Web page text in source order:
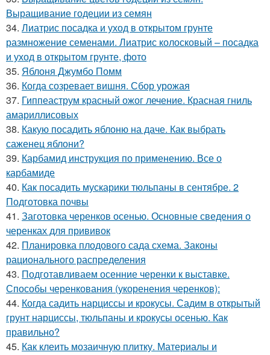
Выращивание годеции из семян
34. Лиатрис посадка и уход в открытом грунте
размножение семенами. Лиатрис колосковый – посадка
и уход в открытом грунте, фото
35. Яблоня Джумбо Помм
36. Когда созревает вишня. Сбор урожая
37. Гиппеаструм красный ожог лечение. Красная гниль
амариллисовых
38. Какую посадить яблоню на даче. Как выбрать
саженец яблони?
39. Карбамид инструкция по применению. Все о
карбамиде
40. Как посадить мускарики тюльпаны в сентябре. 2
Подготовка почвы
41. Заготовка черенков осенью. Основные сведения о
черенках для прививок
42. Планировка плодового сада схема. Законы
рационального распределения
43. Подготавливаем осенние черенки к выставке.
Способы черенкования (укоренения черенков):
44. Когда садить нарциссы и крокусы. Садим в открытый
грунт нарциссы, тюльпаны и крокусы осенью. Как
правильно?
45. Как клеить мозаичную плитку. Материалы и